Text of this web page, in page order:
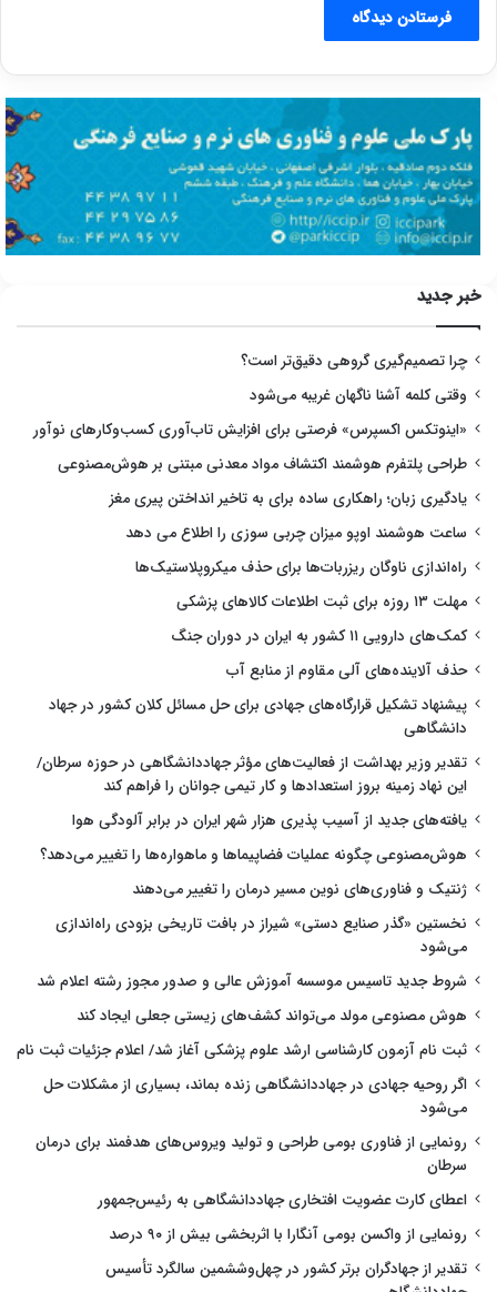
خبر جدید
چرا تصمیم‌گیری گروهی دقیق‌تر است؟
وقتی کلمه آشنا ناگهان غریبه می‌شود
«اینوتکس اکسپرس» فرصتی برای افزایش تاب‌آوری کسب‌وکارهای نوآور
طراحی پلتفرم هوشمند اکتشاف مواد معدنی مبتنی بر هوش‌مصنوعی
یادگیری زبان؛ راهکاری ساده برای به تاخیر انداختن پیری مغز
ساعت هوشمند اوپو میزان چربی سوزی را اطلاع می دهد
راه‌اندازی ناوگان ریزربات‌ها برای حذف میکروپلاستیک‌ها
مهلت ۱۳ روزه برای ثبت اطلاعات کالاهای پزشکی
کمک‌های دارویی ۱۱ کشور به ایران در دوران جنگ
حذف آلاینده‌های آلی مقاوم از منابع آب
پیشنهاد تشکیل قرارگاه‌های جهادی برای حل مسائل کلان کشور در جهاد
دانشگاهی
تقدیر وزیر بهداشت از فعالیت‌های مؤثر جهاددانشگاهی در حوزه سرطان/
این نهاد زمینه بروز استعدادها و کار تیمی جوانان را فراهم کند
یافته‌های جدید از آسیب پذیری هزار شهر ایران در برابر آلودگی هوا
هوش‌مصنوعی چگونه عملیات فضاپیماها و ماهواره‌ها را تغییر می‌دهد؟
ژنتیک و فناوری‌های نوین مسیر درمان را تغییر می‌دهند
نخستین «گذر صنایع دستی» شیراز در بافت تاریخی بزودی راه‌اندازی
می‌شود
شروط جدید تاسیس موسسه آموزش عالی و صدور مجوز رشته اعلام شد
هوش مصنوعی مولد می‌تواند کشف‌های زیستی جعلی ایجاد کند
ثبت نام آزمون کارشناسی ارشد علوم پزشکی آغاز شد/ اعلام جزئیات ثبت نام
اگر روحیه جهادی در جهاددانشگاهی زنده بماند، بسیاری از مشکلات حل
می‌شود
رونمایی از فناوری بومی طراحی و تولید ویروس‌های هدفمند برای درمان
سرطان
اعطای کارت عضویت افتخاری جهاددانشگاهی به رئیس‌جمهور
رونمایی از واکسن بومی آنگارا با اثربخشی بیش از ۹۰ درصد
تقدیر از جهادگران برتر کشور در چهل‌وششمین سالگرد تأسیس